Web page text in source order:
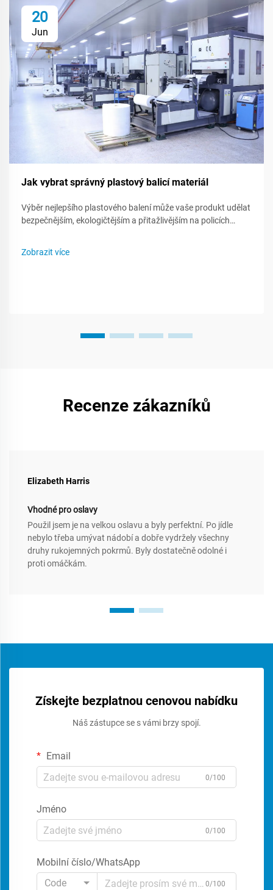
20
Jun
Jak vybrat správný plastový balicí materiál
Výběr nejlepšího plastového balení může vaše produkt udělat
bezpečnějším, ekologičtějším a přitažlivějším na policích
Zobrazit více
Recenze zákazníků
Elizabeth Harris
Vhodné pro oslavy
Použil jsem je na velkou oslavu a byly perfektní. Po jídle
nebylo třeba umývat nádobí a dobře vydržely všechny
druhy rukojemných pokrmů. Byly dostatečně odolné i
proti omáčkám.
Získejte bezplatnou cenovou nabídku
Náš zástupce se s vámi brzy spojí.
Email
0/100
Jméno
0/100
Mobilní číslo/WhatsApp
Code
0/100